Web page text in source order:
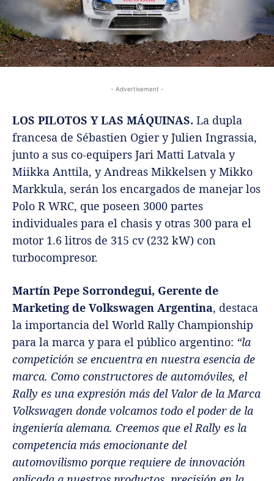
- Advertisement -
LOS PILOTOS Y LAS MÁQUINAS. La dupla
francesa de Sébastien Ogier y Julien Ingrassia,
junto a sus co-equipers Jari Matti Latvala y
Miikka Anttila, y Andreas Mikkelsen y Mikko
Markkula, serán los encargados de manejar los
Polo R WRC, que poseen 3000 partes
individuales para el chasis y otras 300 para el
motor 1.6 litros de 315 cv (232 kW) con
turbocompresor.
Martín Pepe Sorrondegui, Gerente de
Marketing de Volkswagen Argentina, destaca
la importancia del World Rally Championship
para la marca y para el público argentino: “la
competición se encuentra en nuestra esencia de
marca. Como constructores de automóviles, el
Rally es una expresión más del Valor de la Marca
Volkswagen donde volcamos todo el poder de la
ingeniería alemana. Creemos que el Rally es la
competencia más emocionante del
automovilismo porque requiere de innovación